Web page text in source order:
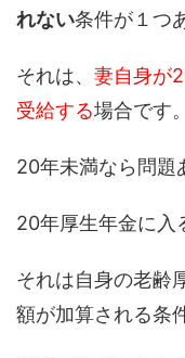
れない条件が１つ
それは、 妻自身が
受給する場合です。
20年未満なら問題
20年厚生年金に入
それは自身の老齢
額が加算される条